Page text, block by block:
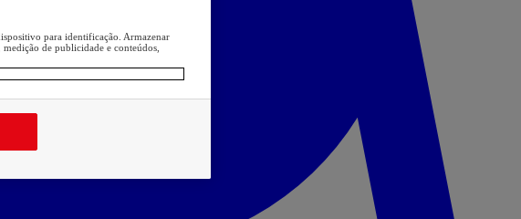
para identificação. Armazenar
de publicidade e conteúdos,